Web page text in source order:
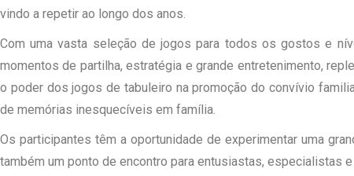
vindo a repetir ao longo dos anos.
Com uma vasta seleção de jogos para todos os gostos e
momentos de partilha, estratégia e grande entretenimento,
o poder dos jogos de tabuleiro na promoção do convívio
de memórias inesquecíveis em família.
Os participantes têm a oportunidade de experimentar uma
também um ponto de encontro para entusiastas, especialistas